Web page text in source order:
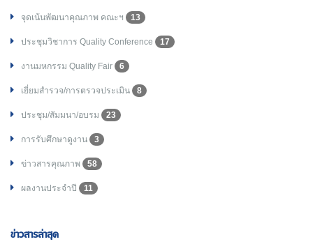
จุดเน้นพัฒนาคุณภาพ คณะฯ 13
ประชุมวิชาการ Quality Conference 17
งานมหกรรม Quality Fair 6
เยี่ยมสำรวจ/การตรวจประเมิน 8
ประชุม/สัมมนา/อบรม 23
การรับศึกษาดูงาน 3
ข่าวสารคุณภาพ 58
ผลงานประจำปี 11
ข่าวสารล่าสุด